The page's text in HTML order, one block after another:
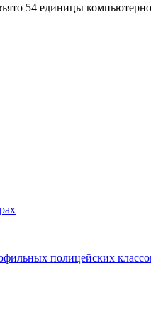
54 единицы
полицейских